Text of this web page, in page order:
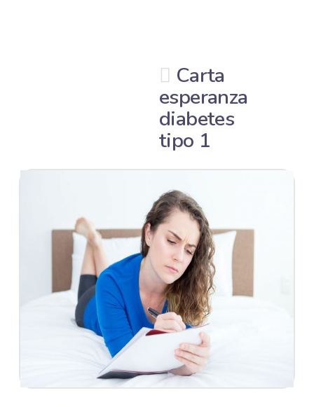
Carta
esperanza
diabetes
tipo 1